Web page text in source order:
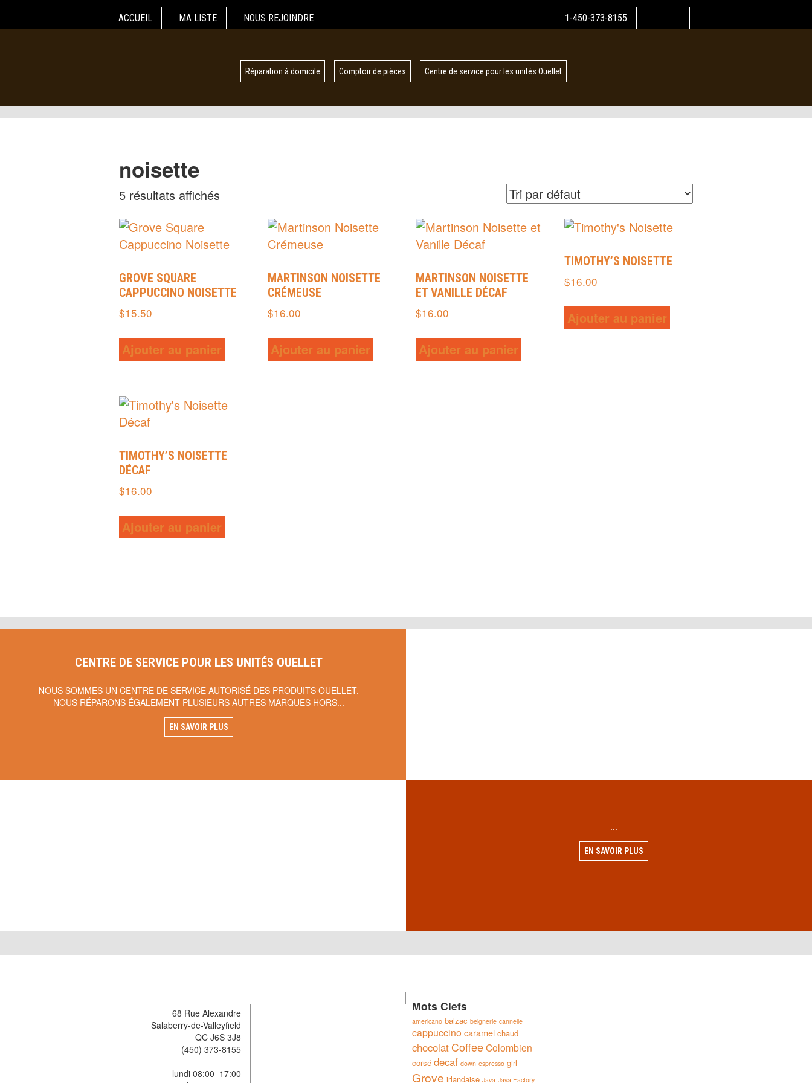
ACCUEIL MA LISTE NOUS REJOINDRE 1-450-373-8155
Réparation à domicile Comptoir de pièces Centre de service pour les unités Ouellet
noisette
5 résultats affichés
GROVE SQUARE
CAPPUCCINO NOISETTE
$15.50
Ajouter au panier
MARTINSON NOISETTE
CRÉMEUSE
$16.00
Ajouter au panier
MARTINSON NOISETTE
ET VANILLE DÉCAF
$16.00
Ajouter au panier
TIMOTHY’S NOISETTE
$16.00
Ajouter au panier
TIMOTHY’S NOISETTE
DÉCAF
$16.00
Ajouter au panier
CENTRE DE SERVICE POUR LES UNITÉS OUELLET
NOUS SOMMES UN CENTRE DE SERVICE AUTORISÉ DES PRODUITS OUELLET.
NOUS RÉPARONS ÉGALEMENT PLUSIEURS AUTRES MARQUES HORS...
EN SAVOIR PLUS
...
EN SAVOIR PLUS
68 Rue Alexandre
Salaberry-de-Valleyfield
QC J6S 3J8
(450) 373-8155
lundi 08:00–17:00
Mots Clefs
americano balzac beignerie cannelle
cappuccino caramel chaud
chocolat Coffee Colombien
corsé decaf down espresso girl
Grove irlandaise Java Java Factory